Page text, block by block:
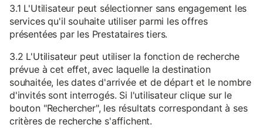
3.1 L'Utilisateur peut sélectionner sans engagement les
services qu'il souhaite utiliser parmi les offres
présentées par les Prestataires tiers.
3.2 L'Utilisateur peut utiliser la fonction de recherche
prévue à cet effet, avec laquelle la destination
souhaitée, les dates d'arrivée et de départ et le nombre
d'invités sont interrogés. Si l'utilisateur clique sur le
bouton "Rechercher", les résultats correspondant à ses
critères de recherche s'affichent.